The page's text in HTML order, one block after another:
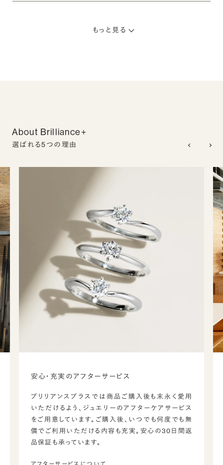
もっと見る
About Brilliance+
選ばれる5つの理由
安心・充実のアフターサービス
ブリリアンスプラスでは商品ご購入後も末永く愛用
いただけるよう、ジュエリーのアフターケアサービス
をご用意しています。ご購入後、いつでも何度でも無
償でご利用いただける内容も充実。安心の30日間返
品保証も承っています。